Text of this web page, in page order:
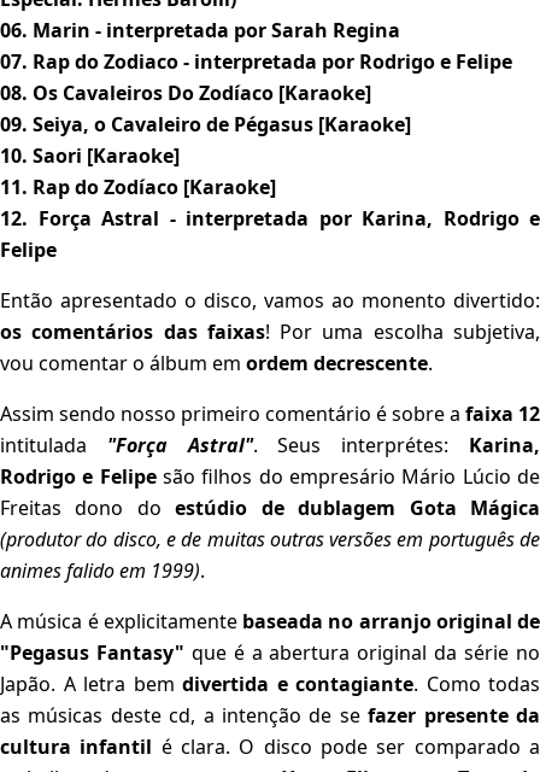
06. Marin - interpretada por Sarah Regina
07. Rap do Zodiaco - interpretada por Rodrigo e Felipe
08. Os Cavaleiros Do Zodíaco [Karaoke]
09. Seiya, o Cavaleiro de Pégasus [Karaoke]
10. Saori [Karaoke]
11. Rap do Zodíaco [Karaoke]
12. Força Astral - interpretada por Karina, Rodrigo e
Felipe
Então apresentado o disco, vamos ao monento divertido:
os comentários das faixas! Por uma escolha subjetiva,
vou comentar o álbum em ordem decrescente.
Assim sendo nosso primeiro comentário é sobre a faixa 12
intitulada "Força Astral". Seus interprétes: Karina,
Rodrigo e Felipesão filhos do empresário Mário Lúcio de
Freitas dono doestúdio de dublagem Gota Mágica
(produtor do disco, e de muitas outras versões em português de
animes falido em 1999).
A música é explicitamente baseada no arranjo original de
"Pegasus Fantasy" que é a abertura original da série no
Japão. A letra bem divertida e contagiante. Como todas
as músicas deste cd, a intenção de sefazer presente da
cultura infantil é clara. O disco pode ser comparado a